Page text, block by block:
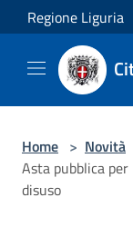
Salta al contenuto
Regione Liguria
Home > Novità
Asta pubblica
disuso